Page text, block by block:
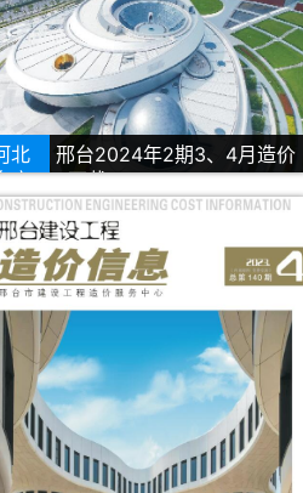
北
邢台2024年2期3、4月造价
库PDF下载